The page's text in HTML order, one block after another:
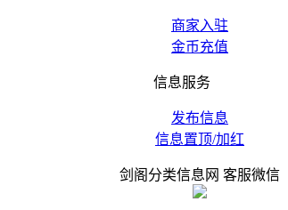
商家入驻
金币充值
信息服务
发布信息
信息置顶/加红
剑阁分类信息网 客服微信